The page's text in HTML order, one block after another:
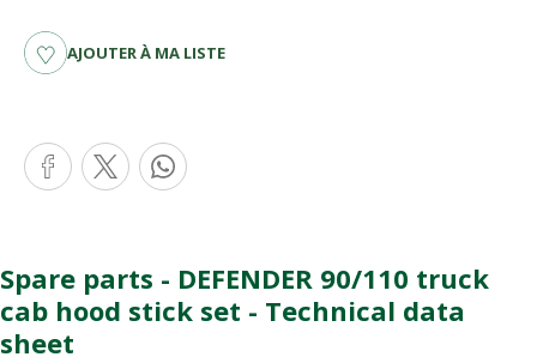
AJOUTER À MA LISTE
Spare parts - DEFENDER 90/110 truck
cab hood stick set - Technical data
sheet